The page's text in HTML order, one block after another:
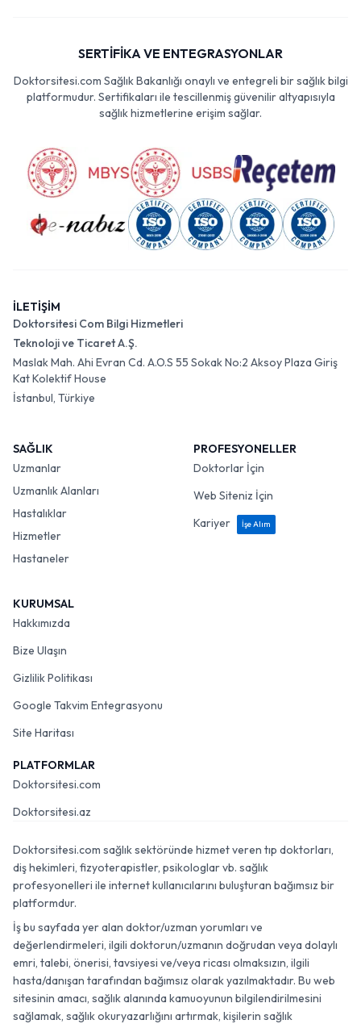
SERTİFİKA VE ENTEGRASYONLAR
Doktorsitesi.com Sağlık Bakanlığı onaylı ve entegreli bir sağlık bilgi
platformudur. Sertifikaları ile tescillenmiş güvenilir altyapısıyla
sağlık hizmetlerine erişim sağlar.
İLETİŞİM
Doktorsitesi Com Bilgi Hizmetleri
Teknoloji ve Ticaret A.Ş.
Maslak Mah. Ahi Evran Cd. A.O.S 55 Sokak No:2 Aksoy Plaza Giriş
Kat Kolektif House
İstanbul, Türkiye
SAĞLIK
Uzmanlar
Uzmanlık Alanları
Hastalıklar
Hizmetler
Hastaneler
PROFESYONELLER
Doktorlar İçin
Web Siteniz İçin
Kariyer
İşe Alım
KURUMSAL
Hakkımızda
Bize Ulaşın
Gizlilik Politikası
Google Takvim Entegrasyonu
Site Haritası
PLATFORMLAR
Doktorsitesi.com
Doktorsitesi.az
Doktorsitesi.com sağlık sektöründe hizmet veren tıp doktorları,
diş hekimleri, fizyoterapistler, psikologlar vb. sağlık
profesyonelleri ile internet kullanıcılarını buluşturan bağımsız bir
platformdur.
İş bu sayfada yer alan doktor/uzman yorumları ve
değerlendirmeleri, ilgili doktorun/uzmanın doğrudan veya dolaylı
emri, talebi, önerisi, tavsiyesi ve/veya ricası olmaksızın, ilgili
hasta/danışan tarafından bağımsız olarak yazılmaktadır. Bu web
sitesinin amacı, sağlık alanında kamuoyunun bilgilendirilmesini
sağlamak, sağlık okuryazarlığını artırmak, kişilerin sağlık